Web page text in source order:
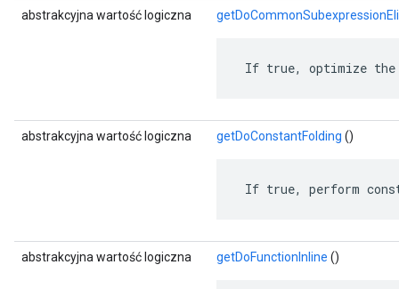
abstrakcyjna wartość logiczna
If true, optimize the
abstrakcyjna wartość logiczna getDoConstantFolding ()
If true, perform
abstrakcyjna wartość logiczna getDoFunctionInline ()